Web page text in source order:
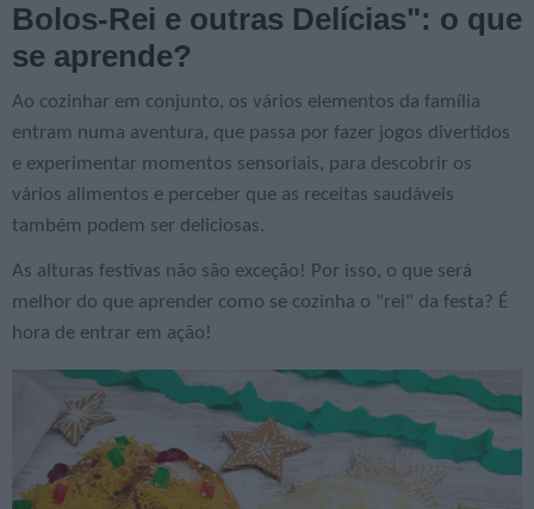
Bolos-Rei e outras Delícias": o que
se aprende?
Ao cozinhar em conjunto, os vários elementos da família
entram numa aventura, que passa por fazer jogos divertidos
e experimentar momentos sensoriais, para descobrir os
vários alimentos e perceber que as receitas saudáveis
também podem ser deliciosas.
As alturas festivas não são exceção! Por isso, o que será
melhor do que aprender como se cozinha o "rei" da festa? É
hora de entrar em ação!